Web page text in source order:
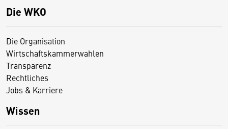
Die WKO
Die Organisation
Wirtschaftskammerwahlen
Transparenz
Rechtliches
Jobs & Karriere
Wissen